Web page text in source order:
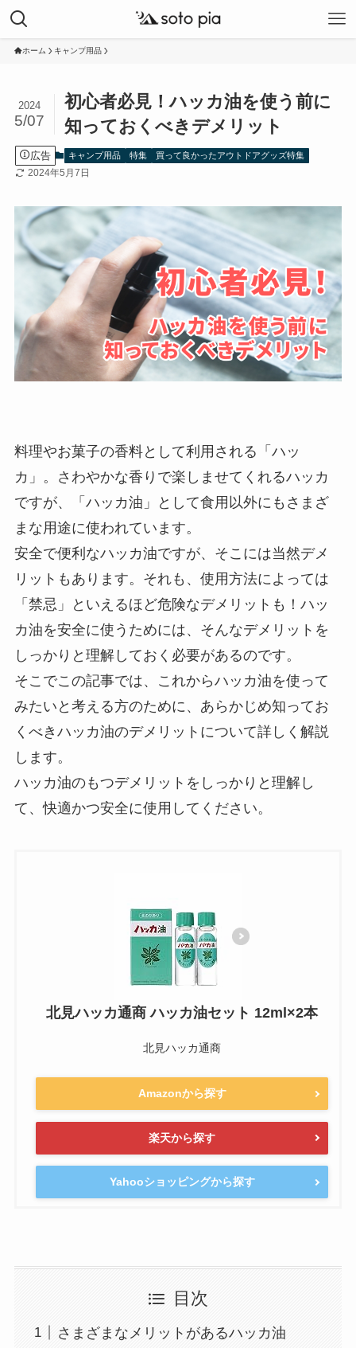
ホーム キャンプ用品
初心者必見！ハッカ油を使う前に
知っておくべきデメリット
2024
5/07
広告 キャンプ用品 特集 買って良かったアウトドアグッズ特集
2024年5月7日
料理やお菓子の香料として利用される「ハッ
カ」。さわやかな香りで楽しませてくれるハッカ
ですが、「ハッカ油」として食用以外にもさまざ
まな用途に使われています。
安全で便利なハッカ油ですが、そこには当然デメ
リットもあります。それも、使用方法によっては
「禁忌」といえるほど危険なデメリットも！ハッ
カ油を安全に使うためには、そんなデメリットを
しっかりと理解しておく必要があるのです。
そこでこの記事では、これからハッカ油を使って
みたいと考える方のために、あらかじめ知ってお
くべきハッカ油のデメリットについて詳しく解説
します。
ハッカ油のもつデメリットをしっかりと理解し
て、快適かつ安全に使用してください。
北見ハッカ通商 ハッカ油セット 12ml×2本
北見ハッカ通商
Amazonから探す
楽天から探す
Yahooショッピングから探す
目次
さまざまなメリットがあるハッカ油